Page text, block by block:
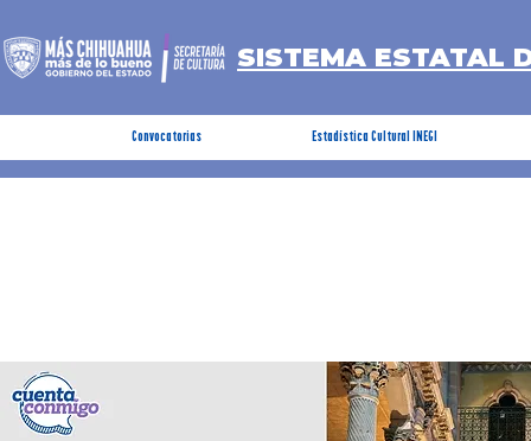
SISTEMA ESTATAL
Convocatorias Estadística Cultural INEGI